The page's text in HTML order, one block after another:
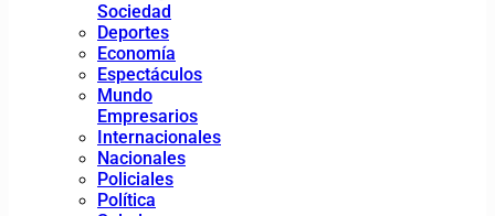
Sociedad
Deportes
Economía
Espectáculos
Mundo
Empresarios
Internacionales
Nacionales
Policiales
Política